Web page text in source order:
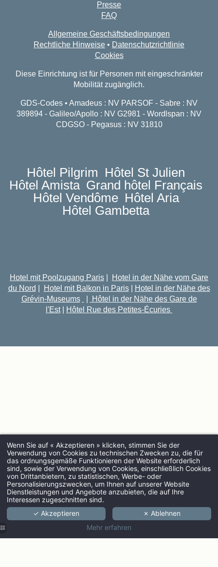
Presse
FAQ
Allgemeine Geschäftsbedingungen
Rechtliche Hinweise • Datenschutzrichtlinie
Cookies
Diese Einrichtung ist für Personen mit eingeschränkter
Mobilität zugänglich.
GDS-Codes • Amadeus : NV PARSOF - Sabre : NV
389894 - Galileo/Apollo : NV G2981 - Wordlspan : NV
CDGSO - Pegasus : NV 31810
Hôtel Pilgrim
Hôtel St Julien
Hôtel Amista Grand hôtel Français
Hôtel Vendôme Hôtel Aria
Hôtel Gambetta
Hotel mit Poolzugang Paris
Hotel in der Nähe vom Gare
du Nord
Hotel mit Balkon in Paris|
Hotel in der Nähe des
Grévin-Museums
Hôtel in der Nähe des Gare de
l'Est| Hôtel Rue des Petites-Écuries
ANREISE
ERWACHSENE
Wenn Sie auf « Akzeptieren » klicken, stimmen Sie der
Verwendung von Cookies zu technischen Zwecken zu, die für
das ordnungsgemäße Funktionieren der Website erforderlich
sind, sowie der Verwendung von Cookies, einschließlich Cookies
von Drittanbietern, zu statistischen, Werbe- oder
Personalisierungszwecken, um Ihnen auf unserer Website
Dienstleistungen und Angebote anzubieten, die auf Ihre
Interessen zugeschnitten sind.
✓ Akzeptieren
✗ Ablehnen
Mehr erfahren